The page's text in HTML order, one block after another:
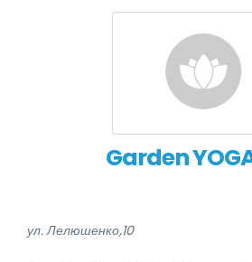
Garden
ул. Лелюшенко,10